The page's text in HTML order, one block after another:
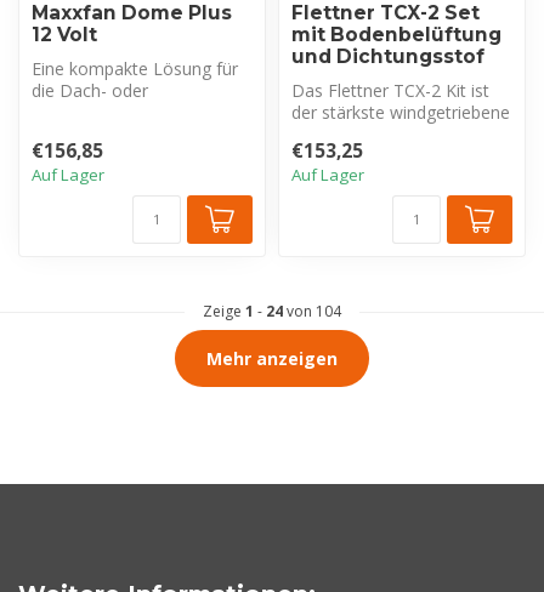
Maxxfan Dome Plus
12 Volt
Eine kompakte Lösung für
die Dach- oder
€156,85
Auf Lager
Flettner TCX-2 Set
mit Bodenbelüftung
und Dichtungsstof
Das Flettner TCX-2 Kit ist
der stärkste windgetriebene
€153,25
Auf Lager
Zeige 1 - 24von 104
Mehr anzeigen